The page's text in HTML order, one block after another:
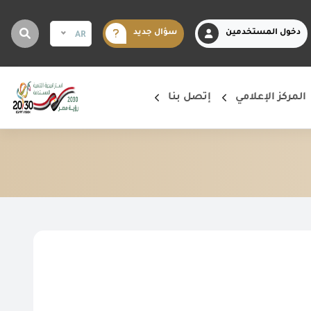
دخول المستخدمين سؤال جديد AR
المركز الإعلامي إتصل بنا